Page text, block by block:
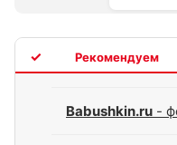
Babushkin.ru -